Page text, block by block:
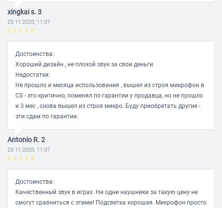
Форма разъема: прямая
Длина кабеля: 2.3 м
Особенности
Регулятор громкости: есть
Дополнительная информация: регулятор громкости на
проводе, LED-подсветка
xingkai s. 3
23.11.2020, 11:07
Достоинства:
Хороший дизайн , не плохой звук за свои деньги
Недостатки:
Не прошло и месяца использования , вышел из строя микрофон в
CS - это критично, поменял по гарантии у продавца, но не прошло
и 3 мес , снова вышел из строя микро. Буду приобретать другие -
эти сдам по гарантии.
Antonio R. 2
23.11.2020, 11:07
Достоинства:
Качественный звук в играх. Ни одни наушники за такую цену не
смогут сравниться с этими! Подсветка хорошая. Микрофон просто